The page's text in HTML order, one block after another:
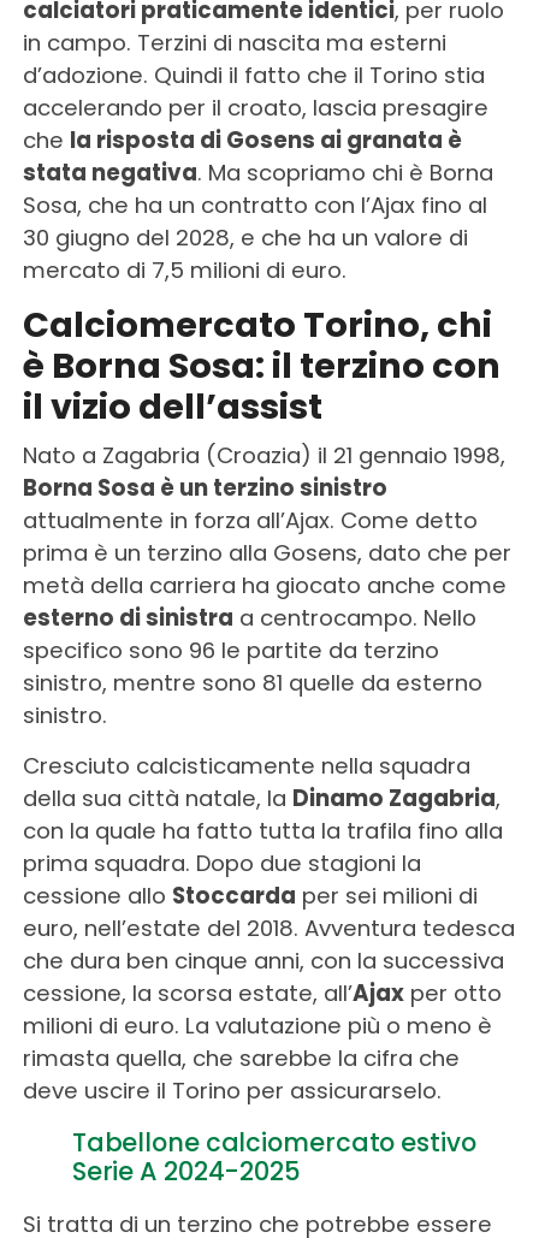
calciatori praticamente identici, per ruolo
in campo. Terzini di nascita ma esterni
d’adozione. Quindi il fatto che il Torino stia
accelerando per il croato, lascia presagire
che la risposta di Gosens ai granata è
stata negativa. Ma scopriamo chi è Borna
Sosa, che ha un contratto con l’Ajax fino al
30 giugno del 2028, e che ha un valore di
mercato di 7,5 milioni di euro.
Calciomercato Torino, chi
è Borna Sosa: il terzino con
il vizio dell’assist
Nato a Zagabria (Croazia) il 21 gennaio 1998,
Borna Sosa è un terzino sinistro
attualmente in forza all’Ajax. Come detto
prima è un terzino alla Gosens, dato che per
metà della carriera ha giocato anche come
esterno di sinistra a centrocampo. Nello
specifico sono 96 le partite da terzino
sinistro, mentre sono 81 quelle da esterno
sinistro.
Cresciuto calcisticamente nella squadra
della sua città natale, la Dinamo Zagabria,
con la quale ha fatto tutta la trafila fino alla
prima squadra. Dopo due stagioni la
cessione allo Stoccarda per sei milioni di
euro, nell’estate del 2018. Avventura tedesca
che dura ben cinque anni, con la successiva
cessione, la scorsa estate, all’Ajaxper otto
milioni di euro. La valutazione più o meno è
rimasta quella, che sarebbe la cifra che
deve uscire il Torino per assicurarselo.
Tabellone calciomercato estivo
Serie A 2024-2025
Si tratta di un terzino che potrebbe essere